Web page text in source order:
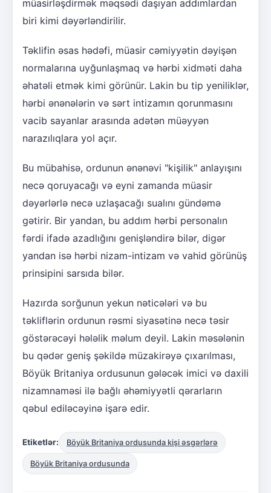
müasirləşdirmək məqsədi daşıyan addımlardan
biri kimi dəyərləndirilir.
Təklifin əsas hədəfi, müasir cəmiyyətin dəyişən
normalarına uyğunlaşmaq və hərbi xidməti daha
əhatəli etmək kimi görünür. Lakin bu tip yeniliklər,
hərbi ənənələrin və sərt intizamın qorunmasını
vacib sayanlar arasında adətən müəyyən
narazılıqlara yol açır.
Bu mübahisə, ordunun ənənəvi "kişilik" anlayışını
necə qoruyacağı və eyni zamanda müasir
dəyərlərlə necə uzlaşacağı sualını gündəmə
gətirir. Bir yandan, bu addım hərbi personalın
fərdi ifadə azadlığını genişləndirə bilər, digər
yandan isə hərbi nizam-intizam və vahid görünüş
prinsipini sarsıda bilər.
Hazırda sorğunun yekun nəticələri və bu
təkliflərin ordunun rəsmi siyasətinə necə təsir
göstərəcəyi hələlik məlum deyil. Lakin məsələnin
bu qədər geniş şəkildə müzakirəyə çıxarılması,
Böyük Britaniya ordusunun gələcək imici və daxili
nizamnaməsi ilə bağlı əhəmiyyətli qərarların
qəbul ediləcəyinə işarə edir.
Etiketlər: Böyük Britaniya ordusunda kişi əsgərlərə
Böyük Britaniya ordusunda